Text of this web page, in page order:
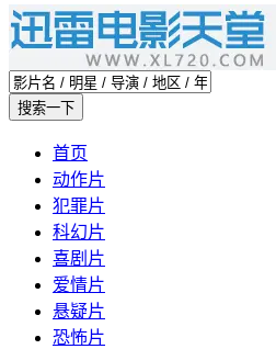
首页
动作片
犯罪片
科幻片
喜剧片
爱情片
悬疑片
恐怖片